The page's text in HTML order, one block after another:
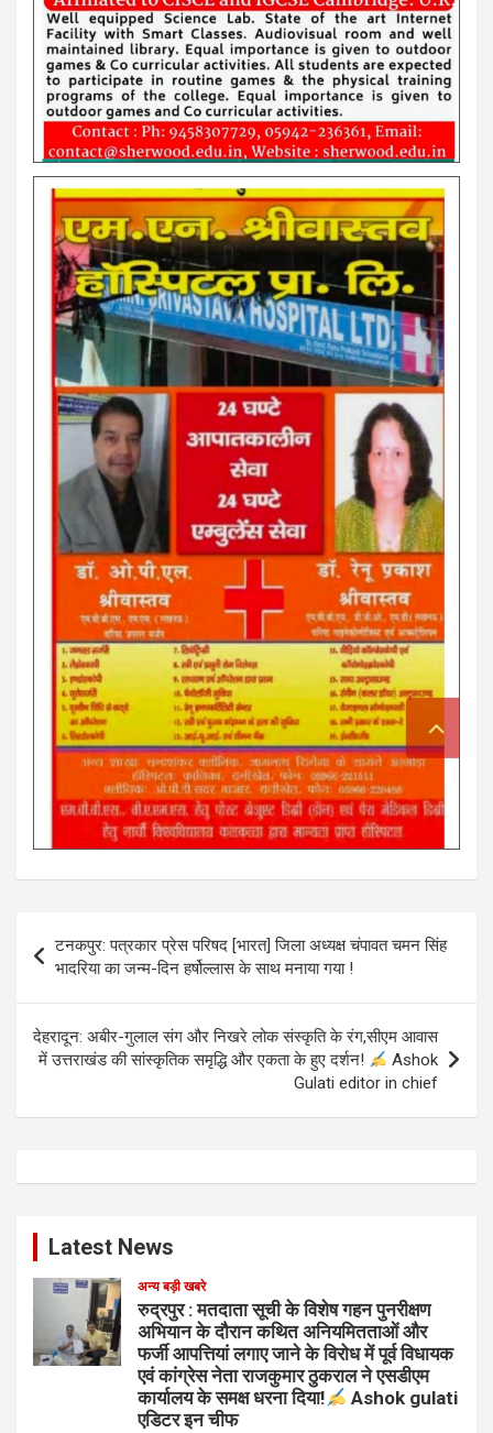
navigation
टनकपुर: पत्रकार प्रेस परिषद [भारत] जिला अध्यक्ष चंपावत चमन सिंह
भादरिया का जन्म-दिन हर्षोल्लास के साथ मनाया गया !
देहरादून: अबीर-गुलाल संग और निखरे लोक संस्कृति के रंग,सीएम आवास
में उत्तराखंड की सांस्कृतिक समृद्धि और एकता के हुए दर्शन!
Ashok
Gulati editor in chief
Latest News
अन्य बड़ी खबरे
रुद्रपुर : मतदाता सूची के विशेष गहन पुनरीक्षण
अभियान के दौरान कथित अनियमितताओं और
फर्जी आपत्तियां लगाए जाने के विरोध में पूर्व विधायक
एवं कांग्रेस नेता राजकुमार ठुकराल ने एसडीएम
कार्यालय के समक्ष धरना दिया!
Ashok gulati
एडिटर इन चीफ